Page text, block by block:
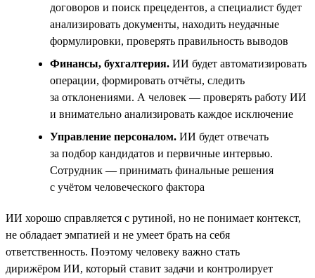
договоров и поиск прецедентов, а специалист будет
анализировать документы, находить неудачные
формулировки, проверять правильность выводов
Финансы, бухгалтерия. ИИ будет автоматизировать
операции, формировать отчёты, следить
за отклонениями. А человек — проверять работу ИИ
и внимательно анализировать каждое исключение
Управление персоналом. ИИ будет отвечать
за подбор кандидатов и первичные интервью.
Сотрудник — принимать финальные решения
с учётом человеческого фактора
ИИ хорошо справляется с рутиной, но не понимает контекст,
не обладает эмпатией и не умеет брать на себя
ответственность. Поэтому человеку важно стать
дирижёром ИИ, который ставит задачи и контролирует